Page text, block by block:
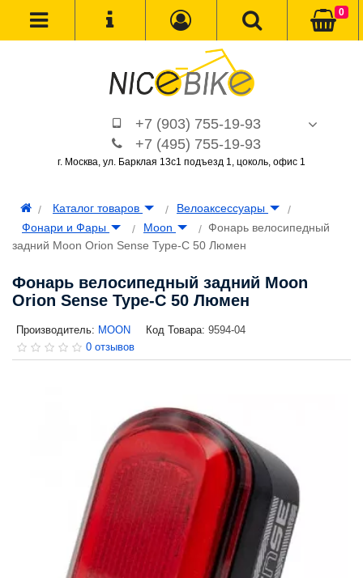
+7 (903) 755-19-93
+7 (495) 755-19-93
г. Москва, ул. Барклая 13с1 подъезд 1, цоколь, офис 1
0
Каталог товаров
Велоаксессуары
Фонари и Фары
Moon
Фонарь велосипедный
задний Moon Orion Sense Type-C 50 Люмен
Фонарь велосипедный задний Moon
Orion Sense Type-C 50 Люмен
Производитель: MOON Код Товара: 9594-04
0 отзывов